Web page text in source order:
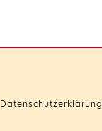
Datenschutzerklärung